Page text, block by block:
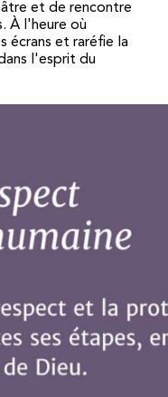
et de rencontre
À l'heure où
écrans et raréfie la
l'esprit du